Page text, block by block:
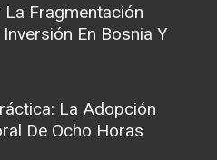
La Fragmentación
En Bosnia Y
La Adopción
De Ocho Horas